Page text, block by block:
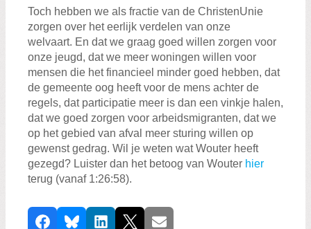
Toch hebben we als fractie van de ChristenUnie
zorgen over het eerlijk verdelen van onze
welvaart. En dat we graag goed willen zorgen voor
onze jeugd, dat we meer woningen willen voor
mensen die het financieel minder goed hebben, dat
de gemeente oog heeft voor de mens achter de
regels, dat participatie meer is dan een vinkje halen,
dat we goed zorgen voor arbeidsmigranten, dat we
op het gebied van afval meer sturing willen op
gewenst gedrag. Wil je weten wat Wouter heeft
gezegd? Luister dan het betoog van Wouter hier
terug (vanaf 1:26:58).
D
FacebookBlueskyLinkedIn
X E-mail